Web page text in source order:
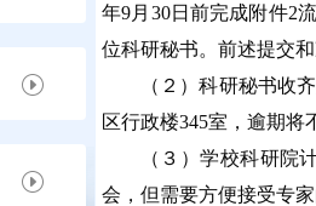
年9月30日前完成附件2
位科研秘书。前述提交
（２）科研秘书收
区行政楼345室，逾期将
（３）学校科研院
会，但需要方便接受专